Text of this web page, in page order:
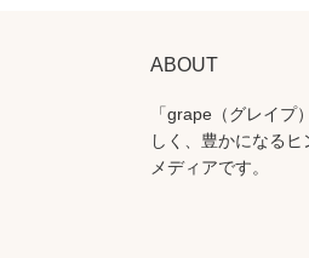
ABOUT
「grape（グレイプ
しく、豊かになる
メディアです。